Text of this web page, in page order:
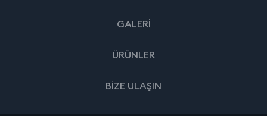
GALERİ
ÜRÜNLER
BİZE ULAŞIN